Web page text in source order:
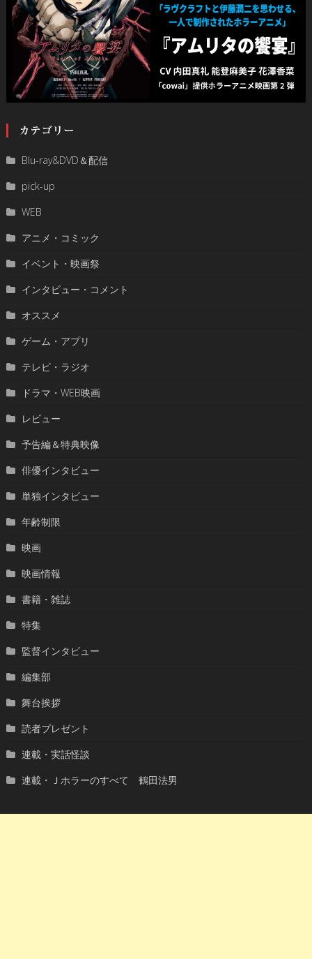
カテゴリー
Blu-ray&DVD＆配信
pick-up
WEB
アニメ・コミック
イベント・映画祭
インタビュー・コメント
オススメ
ゲーム・アプリ
テレビ・ラジオ
ドラマ・WEB映画
レビュー
予告編＆特典映像
俳優インタビュー
単独インタビュー
年齢制限
映画
映画情報
書籍・雑誌
特集
監督インタビュー
編集部
舞台挨拶
読者プレゼント
連載・実話怪談
連載・Ｊホラーのすべて 鶴田法男